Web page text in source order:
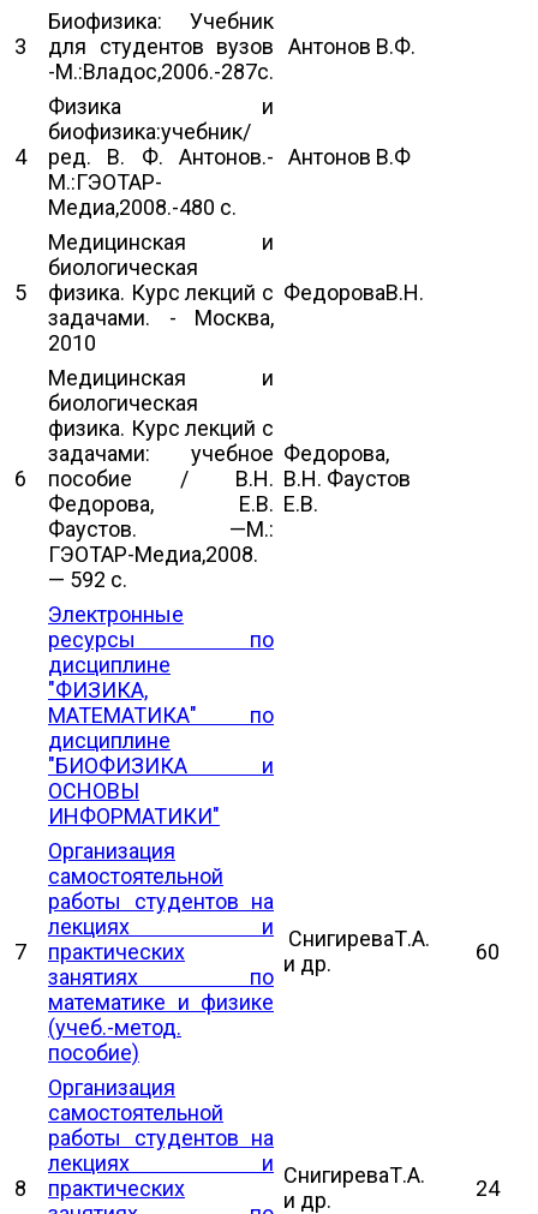
3
Биофизика: Учебник
для студентов вузов
-М.:Владос,2006.-287c.
Антонов В.Ф.
4
Физика и
биофизика:учебник/
ред. В. Ф. Антонов.-
М.:ГЭОТАР-
Медиа,2008.-480 с.
Антонов В.Ф
5
Медицинская и
биологическая
физика. Курс лекций с
задачами. - Москва,
2010
ФедороваВ.Н.
6
Медицинская и
биологическая
физика. Курс лекций с
задачами: учебное
пособие / В.Н.
Федорова, Е.В.
Фаустов. —М.:
ГЭОТАР-Медиа,2008.
— 592 с.
Федорова,
В.Н. Фаустов
Е.В.
Электронные
ресурсы по
дисциплине
"ФИЗИКА,
МАТЕМАТИКА" по
дисциплине
"БИОФИЗИКА и
ОСНОВЫ
ИНФОРМАТИКИ"
7
Организация
самостоятельной
работы студентов на
лекциях и
практических
занятиях по
математике и физике
(учеб.-метод.
пособие)
СнигиреваТ.А.
и др.
60
8
Организация
самостоятельной
работы студентов на
лекциях и
практических
СнигиреваТ.А.
и др.
24